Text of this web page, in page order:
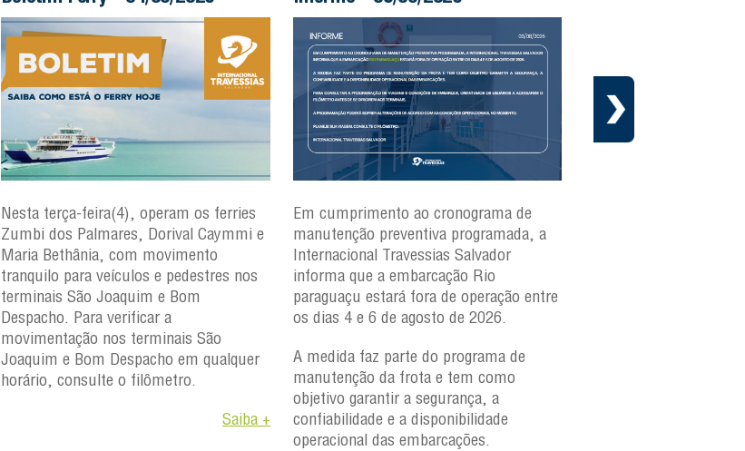
Nesta terça-feira(4), operam os ferries
Zumbi dos Palmares, Dorival Caymmi e
Maria Bethânia, com movimento
tranquilo para veículos e pedestres nos
terminais São Joaquim e Bom
Despacho. Para verificar a
movimentação nos terminais São
Joaquim e Bom Despacho em qualquer
horário, consulte o filômetro.
Saiba +
Em cumprimento ao cronograma de
manutenção preventiva programada, a
Internacional Travessias Salvador
informa que a embarcação Rio
paraguaçu estará fora de operação entre
os dias 4 e 6 de agosto de 2026.
A medida faz parte do programa de
manutenção da frota e tem como
objetivo garantir a segurança, a
confiabilidade e a disponibilidade
operacional das embarcações.